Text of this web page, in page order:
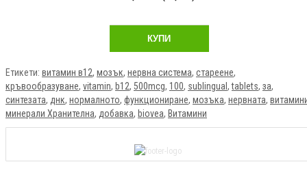
КУПИ
Етикети: витамин в12, мозък, нервна система, стареене,
кръвообразуване, vitamin, b12, 500mcg, 100, sublingual ,tablets, за,
синтезата, днк, нормалното, функциониране, мозъка, нервната,
минерали Хранителна, добавка, biovea, Витамини